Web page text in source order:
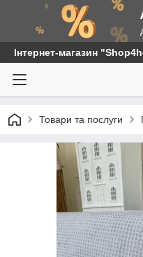
Інтернет-магазин
Товари та послуги